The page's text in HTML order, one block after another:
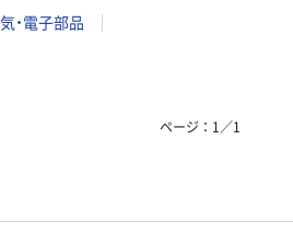
・電子部品
ページ： 1 ／1